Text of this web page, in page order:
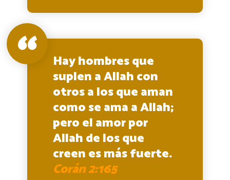
Hay hombres que
suplen a Allah con
otros a los que aman
como se ama a Allah;
pero el amor por
Allah de los que
creen es más fuerte.
Corán 2:165